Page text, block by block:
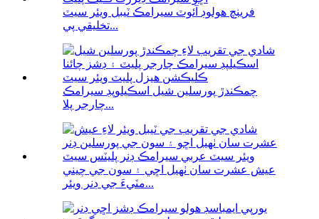
فرينچ هولوڊ آئوٽ سيرامڪ ٽيبل ويئر سيٽ
تخليقي پي...
چمڪندڙ پورسلين شيل اسڪيلوپڊ سيرامڪ
چارجر پلا...
عيش عشرت سان ٺهيل اڇي ۽ سون جي چيني
مٽيءَ جي ڊنر ويئر...